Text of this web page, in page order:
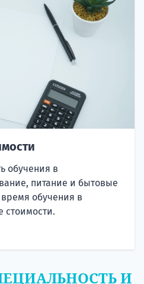
обучения в
питание и бытовые
обучения в
стоимости.
И